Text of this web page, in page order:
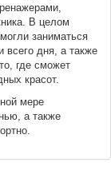
В целом
заниматься
всего дня, а также
где сможет
красот.
мере
а также